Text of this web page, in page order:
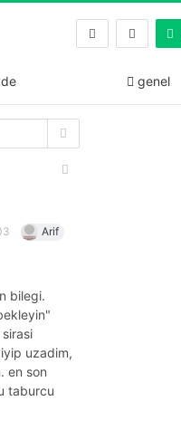
genel
Arif
bilegi.
uzadim,
en son
taburcu